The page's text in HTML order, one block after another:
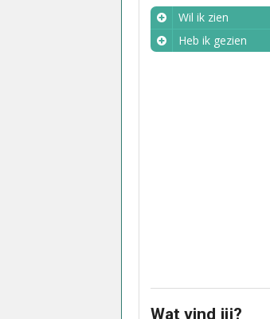
Wil ik zien
Heb ik gezien
Wat vind jij?